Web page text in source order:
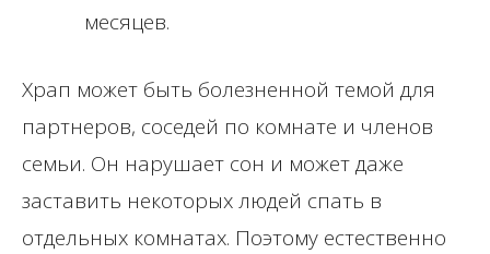
месяцев.
Храп может быть болезненной темой для
партнеров, соседей по комнате и членов
семьи. Он нарушает сон и может даже
заставить некоторых людей спать в
отдельных комнатах. Поэтому естественно